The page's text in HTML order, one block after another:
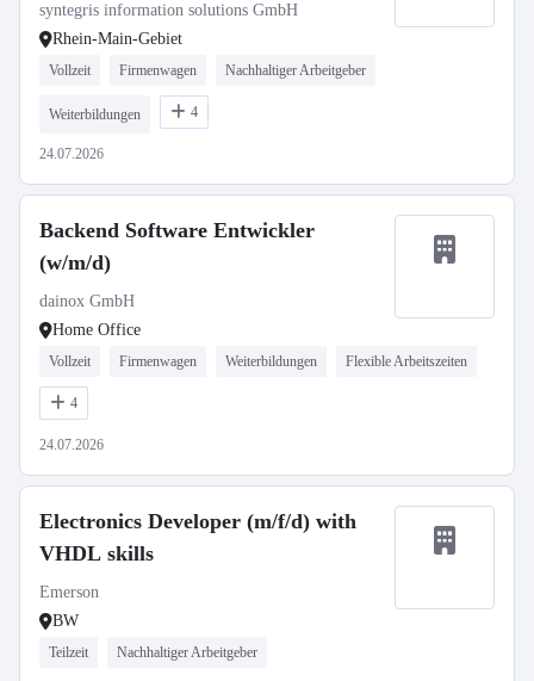
syntegris information solutions GmbH
Rhein-Main-Gebiet
Vollzeit Firmenwagen Nachhaltiger Arbeitgeber
Weiterbildungen 4
24.07.2026
Backend Software Entwickler
(w/m/d)
dainox GmbH
Home Office
Vollzeit Firmenwagen Weiterbildungen Flexible Arbeitszeiten
4
24.07.2026
Electronics Developer (m/f/d) with
VHDL skills
Emerson
BW
Teilzeit Nachhaltiger Arbeitgeber